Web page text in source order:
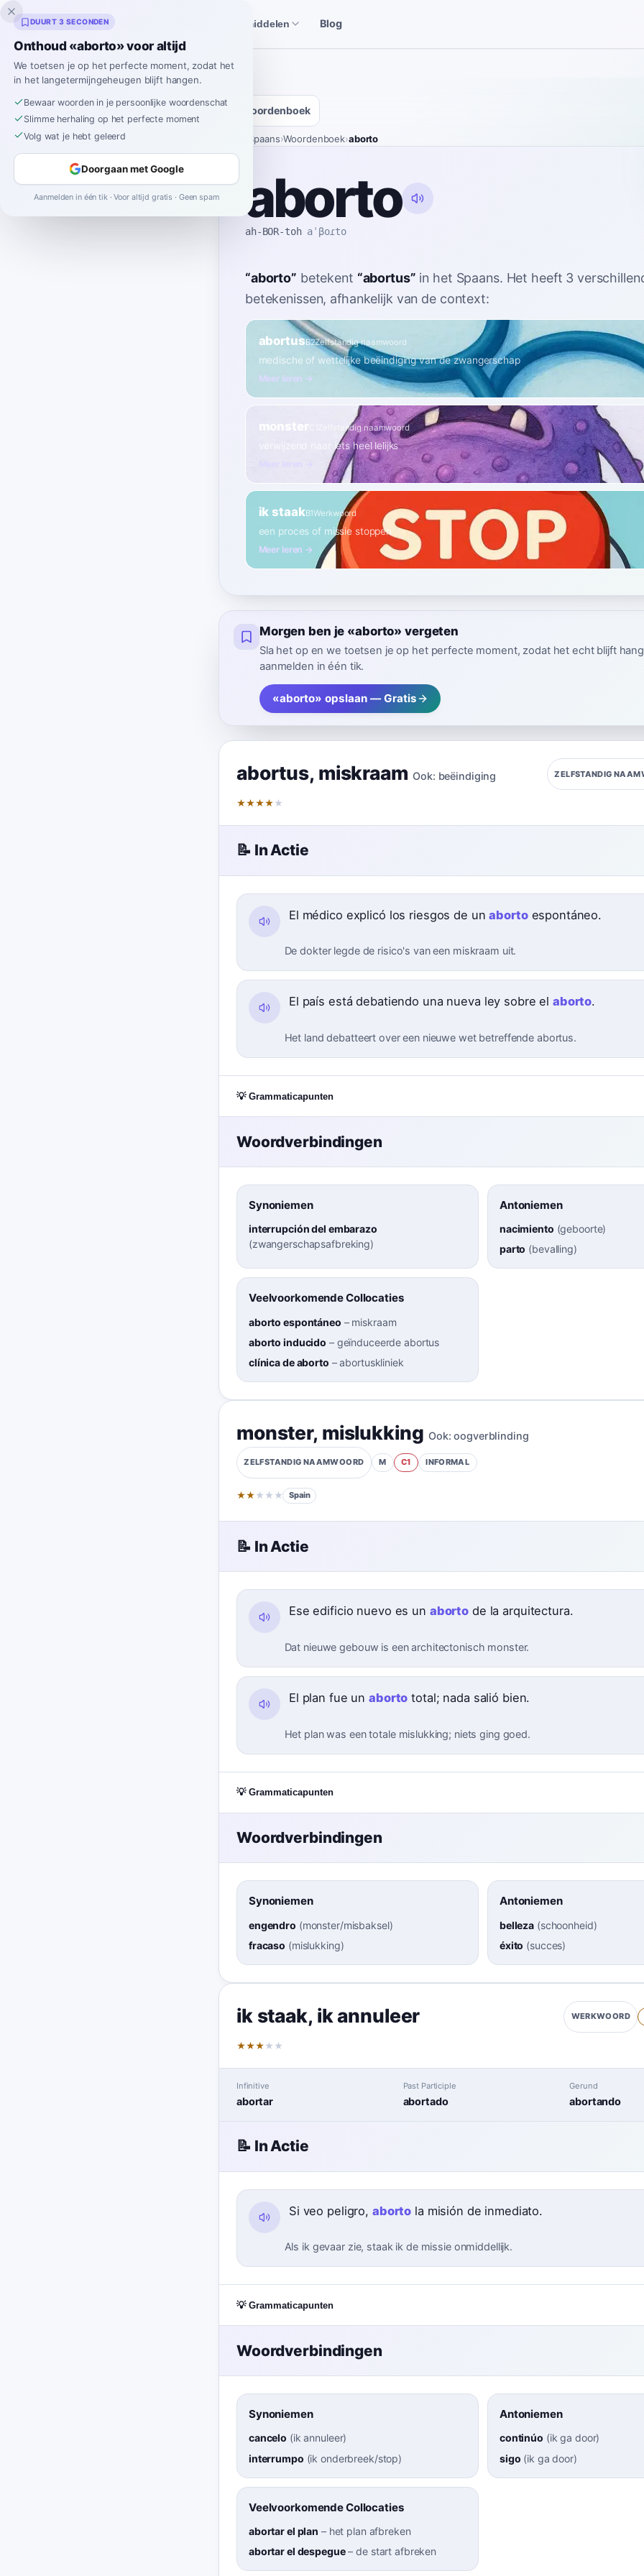
Inklingo Verhalen Spaanse hulpmiddelen Blog
Woordenboek
Spaans›Woordenboek›aborto
aborto
ah-BOR-toh aˈβoɾto
“aborto” betekent “abortus” in het Spaans. Het heeft 3
betekenissen, afhankelijk van de context:
abortusB2Zelfstandig naamwoord
medische of wettelijke beëindiging van de zwangerschap
Meer leren →
monster Zelfstandig naamwoord
verwijzend naar iets heel lelijks
ik staakB1Werkwoord
een proces of missie stoppen
Meer leren →
Morgen ben je «aborto» vergeten
Sla het op en we toetsen je op het perfecte moment, zodat het echt blijft
aanmelden in één tik.
«aborto» opslaan — Gratis
abortus, miskraam Ook: beëindiging ZELFSTANDIG
★★★★ ★
📝 In Actie
El médico explicó los riesgos de unabortoespontáneo.
De dokter legde de risico's van een miskraam uit.
El país está debatiendo una nueva ley sobre el aborto.
Het land debatteert over een nieuwe wet betreffende abortus.
💡 Grammaticapunten
Woordverbindingen
Synoniemen
interrupción del embarazo
(zwangerschapsafbreking)
Antoniemen
nacimiento (geboorte)
parto (bevalling)
Veelvoorkomende Collocaties
aborto espontáneo – miskraam
aborto inducido – geïnduceerde abortus
clínica de aborto –abortuskliniek
monster, mislukking Ook: oogverblinding
ZELFSTANDIG NAAMWOORD M C1 INFORMAL
★★ ★ ★ ★ Spain
📝 In Actie
Ese edificio nuevo es un aborto de la arquitectura.
Dat nieuwe gebouw is een architectonisch monster.
El plan fue unaborto total; nada salió bien.
Het plan was een totale mislukking; niets ging goed.
💡 Grammaticapunten
Woordverbindingen
Synoniemen
engendro (monster/misbaksel)
fracaso (mislukking)
Antoniemen
belleza (schoonheid)
éxito (succes)
ik staak, ik annuleer WERKWOORD
★★★ ★ ★
Infinitive
abortar
Past Participle
abortado
Gerund
abortando
📝 In Actie
Si veo peligro, aborto la misión de inmediato.
Als ik gevaar zie, staak ik de missie onmiddellijk.
💡 Grammaticapunten
Woordverbindingen
Synoniemen
cancelo (ik annuleer)
interrumpo (ik onderbreek/stop)
Antoniemen
continúo (ik ga door)
sigo (ik ga door)
Veelvoorkomende Collocaties
abortar el plan – het plan afbreken
abortar el despegue–de start afbreken
DUURT 3 SECONDEN
Onthoud «aborto» voor altijd
We toetsen je op het perfecte moment, zodat het
in het langetermijngeheugen blijft hangen.
Bewaar woorden in je persoonlijke woordenschat
Slimme herhaling op het perfecte moment
Volg wat je hebt geleerd
Doorgaan met Google
Aanmelden in één tik · Voor altijd gratis · Geen spam